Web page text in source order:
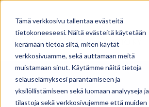
Tämä verkkosivu tallentaa evästeitä
tietokoneeseesi. Näitä evästeitä käytetään
kerämään tietoa siitä, miten käytät
verkkosivuamme, sekä auttamaan meitä
muistamaan sinut. Käytämme näitä tietoja
selauselämyksesi parantamiseen ja
yksilöllistämiseen sekä luomaan analyyseja ja
tilastoja sekä verkkosivujemme että muiden